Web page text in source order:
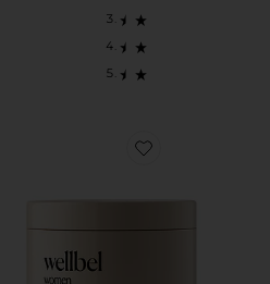
Favorite БАДЫ